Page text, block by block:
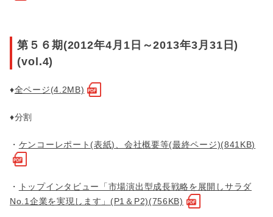
第５６期(2012年4月1日～2013年3月31日)
(vol.4)
♦全ページ(4.2MB)
♦分割
・ ケンコーレポート(表紙)、会社概要等(最終ページ)(841KB)
・
トップインタビュー「市場演出型成長戦略を展開しサラダ
No.1企業を実現します」(P1＆P2)(756KB)